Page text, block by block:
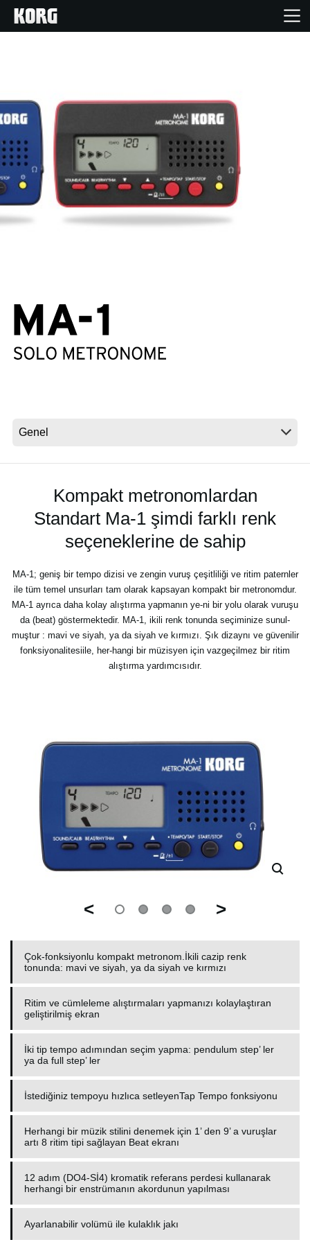
Ürünler
Özellikler
Etkinlikler
Destek
Haberler
Konum
Kompakt metronomlardan
Standart Ma-1 şimdi farklı renk
seçeneklerine de sahip
MA-1; geniş bir tempo dizisi ve zengin vuruş çeşitliliği ve ritim paternler
ile tüm temel unsurları tam olarak kapsayan kompakt bir metronomdur.
MA-1 ayrıca daha kolay alıştırma yapmanın ye-ni bir yolu olarak vuruşu
da (beat) göstermektedir. MA-1, ikili renk tonunda seçiminize sunul-
muştur : mavi ve siyah, ya da siyah ve kırmızı. Şık dizaynı ve güvenilir
fonksiyonalitesiile, her-hangi bir müzisyen için vazgeçilmez bir ritim
alıştırma yardımcısıdır.
< >
Çok-fonksiyonlu kompakt metronom.İkili cazip renk
tonunda: mavi ve siyah, ya da siyah ve kırmızı
Ritim ve cümleleme alıştırmaları yapmanızı kolaylaştıran
geliştirilmiş ekran
İki tip tempo adımından seçim yapma: pendulum step’ ler
ya da full step’ ler
İstediğiniz tempoyu hızlıca setleyenTap Tempo fonksiyonu
Herhangi bir müzik stilini denemek için 1’ den 9’ a vuruşlar
artı 8 ritim tipi sağlayan Beat ekranı
12 adım (DO4-Sİ4) kromatik referans perdesi kullanarak
herhangi bir enstrümanın akordunun yapılması
Ayarlanabilir volümü ile kulaklık jakı